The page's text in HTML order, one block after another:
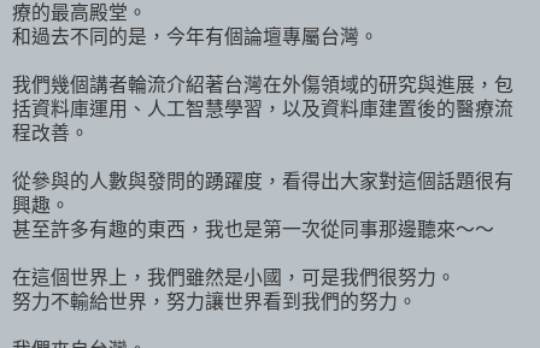
療的最高殿堂。
和過去不同的是，今年有個論壇專屬台灣。
我們幾個講者輪流介紹著台灣在外傷領域的研究與進展，包
括資料庫運用、人工智慧學習，以及資料庫建置後的醫療流
程改善。
從參與的人數與發問的踴躍度，看得出大家對這個話題很有
興趣。
甚至許多有趣的東西，我也是第一次從同事那邊聽來～～
在這個世界上，我們雖然是小國，可是我們很努力。
努力不輸給世界，努力讓世界看到我們的努力。